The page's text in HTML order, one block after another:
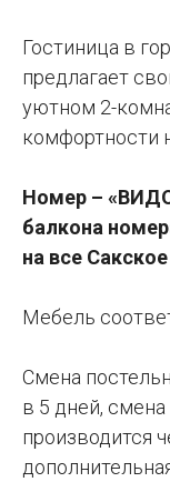
Гостиница в
предлагает
уютном 2-
комфортности
Номер –
балкона
на все
Мебель
Смена
в 5 дней,
производится